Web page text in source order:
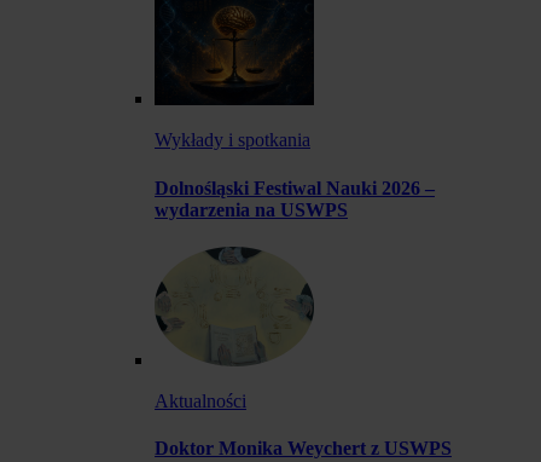
Wykłady i spotkania
Dolnośląski Festiwal Nauki 2026 –
wydarzenia na USWPS
Aktualności
Doktor Monika Weychert z USWPS